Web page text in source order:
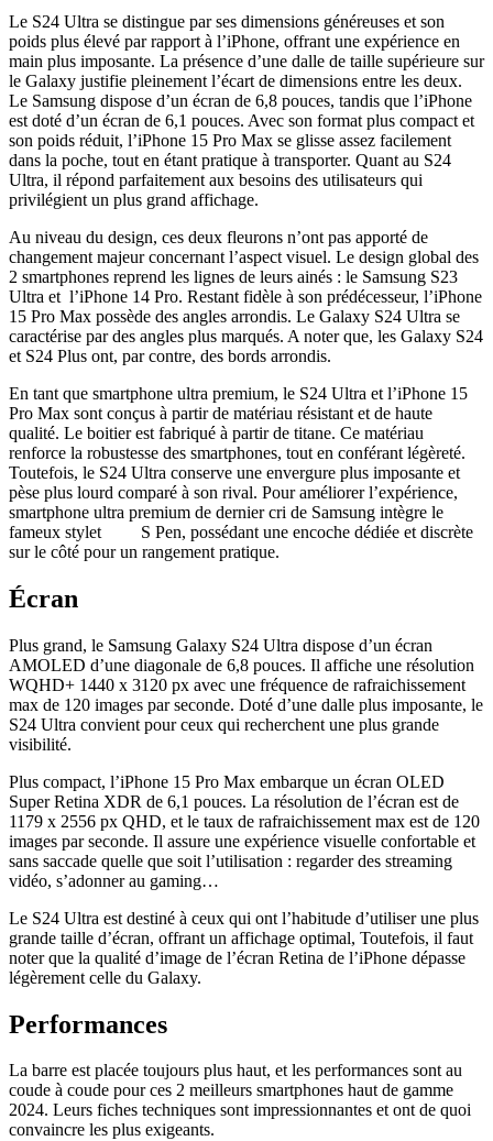
Le S24 Ultra se distingue par ses dimensions généreuses et son
poids plus élevé par rapport à l’iPhone, offrant une expérience en
main plus imposante. La présence d’une dalle de taille supérieure sur
le Galaxy justifie pleinement l’écart de dimensions entre les deux.
Le Samsung dispose d’un écran de 6,8 pouces, tandis que l’iPhone
est doté d’un écran de 6,1 pouces. Avec son format plus compact et
son poids réduit, l’iPhone 15 Pro Max se glisse assez facilement
dans la poche, tout en étant pratique à transporter. Quant au S24
Ultra, il répond parfaitement aux besoins des utilisateurs qui
privilégient un plus grand affichage.
Au niveau du design, ces deux fleurons n’ont pas apporté de
changement majeur concernant l’aspect visuel. Le design global des
2 smartphones reprend les lignes de leurs ainés : le Samsung S23
Ultra et l’iPhone 14 Pro. Restant fidèle à son prédécesseur, l’iPhone
15 Pro Max possède des angles arrondis. Le Galaxy S24 Ultra se
caractérise par des angles plus marqués. A noter que, les Galaxy S24
et S24 Plus ont, par contre, des bords arrondis.
En tant que smartphone ultra premium, le S24 Ultra et l’iPhone 15
Pro Max sont conçus à partir de matériau résistant et de haute
qualité. Le boitier est fabriqué à partir de titane. Ce matériau
renforce la robustesse des smartphones, tout en conférant légèreté.
Toutefois, le S24 Ultra conserve une envergure plus imposante et
pèse plus lourd comparé à son rival. Pour améliorer l’expérience,
smartphone ultra premium de dernier cri de Samsung intègre le
fameux stylet S Pen, possédant une encoche dédiée et discrète
sur le côté pour un rangement pratique.
Écran
Plus grand, le Samsung Galaxy S24 Ultra dispose d’un écran
AMOLED d’une diagonale de 6,8 pouces. Il affiche une résolution
WQHD+ 1440 x 3120 px avec une fréquence de rafraichissement
max de 120 images par seconde. Doté d’une dalle plus imposante, le
S24 Ultra convient pour ceux qui recherchent une plus grande
visibilité.
Plus compact, l’iPhone 15 Pro Max embarque un écran OLED
Super Retina XDR de 6,1 pouces. La résolution de l’écran est de
1179 x 2556 px QHD, et le taux de rafraichissement max est de 120
images par seconde. Il assure une expérience visuelle confortable et
sans saccade quelle que soit l’utilisation : regarder des streaming
vidéo, s’adonner au gaming…
Le S24 Ultra est destiné à ceux qui ont l’habitude d’utiliser une plus
grande taille d’écran, offrant un affichage optimal, Toutefois, il faut
noter que la qualité d’image de l’écran Retina de l’iPhone dépasse
légèrement celle du Galaxy.
Performances
La barre est placée toujours plus haut, et les performances sont au
coude à coude pour ces 2 meilleurs smartphones haut de gamme
2024. Leurs fiches techniques sont impressionnantes et ont de quoi
convaincre les plus exigeants.